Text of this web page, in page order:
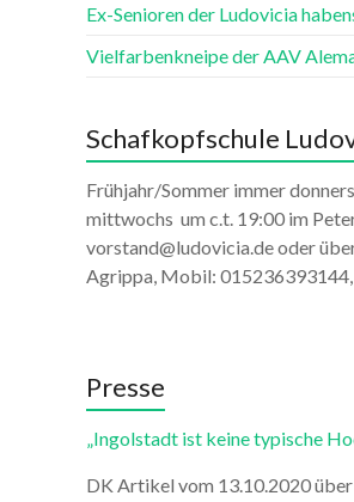
Ex-Senioren der Ludovicia
Vielfarbenkneipe der AAV
Schafkopfschule
Frühjahr/Sommer immer
mittwochs um c.t. 19:00 im
vorstand@ludovicia.de oder
Agrippa, Mobil: 015236393144,
Presse
„Ingolstadt ist keine typische
DK Artikel vom 13.10.2020 über